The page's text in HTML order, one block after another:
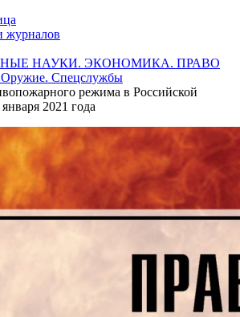
журналов
НАУКИ. ЭКОНОМИКА. ПРАВО
Оружие. Спецслужбы
режима в Российской
2021 года